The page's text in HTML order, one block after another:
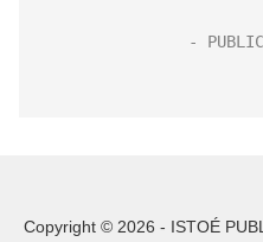
Copyright © 2026 - ISTOÉ